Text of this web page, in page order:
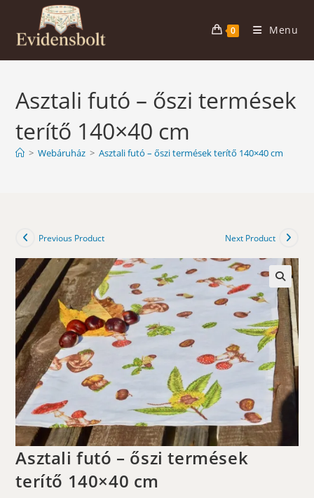
content
0 Menu
Asztali futó – őszi termések
terítő 140×40 cm
> Webáruház > Asztali futó – őszi termések terítő 140×40 cm
Previous Product Next Product
🔍
Asztali futó – őszi termések
terítő 140×40 cm